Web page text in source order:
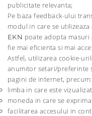
publicitate relevanta;
Pe baza feedback-ului
modul in care se
EKN poate adopta masuri
fie mai eficienta si mai
Astfel, utilizarea cookie-
anumitor setari/preferinte
pagini de internet, precum:
limba in care este
moneda in care se
facilitarea accesului in